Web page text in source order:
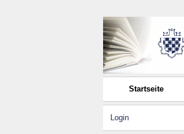
Startseite
Login